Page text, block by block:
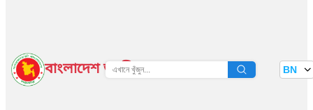
বাংলাদেশ জাতীয় তথ্য বাতায়ন BN